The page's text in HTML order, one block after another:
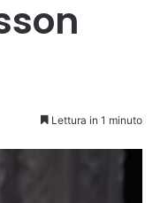
Lettura in 1 minuto